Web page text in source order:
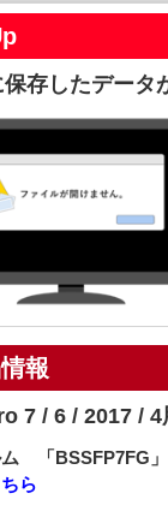
保存したデー
報
7 / 6 / 2017 /
「BSSFP7FG」
ら